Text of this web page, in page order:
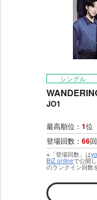
シングル
JO1
最高順位： 1位
登場回数： 66回
※「登場回数」は
BiZ onlineで公開
のランクイン回数